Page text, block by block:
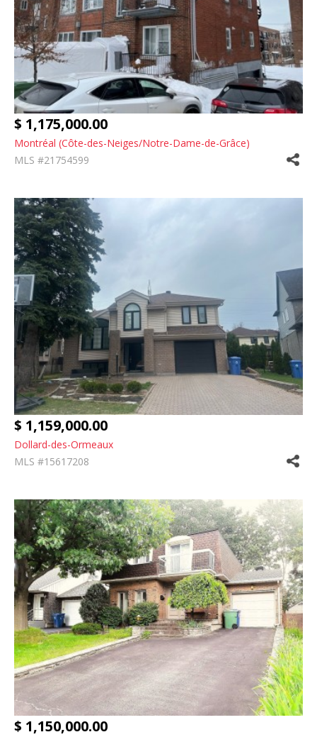
$ 1,175,000.00
Montréal (Côte-des-Neiges/Notre-Dame-de-Grâce)
MLS #21754599
$ 1,159,000.00
Dollard-des-Ormeaux
MLS #15617208
$ 1,150,000.00